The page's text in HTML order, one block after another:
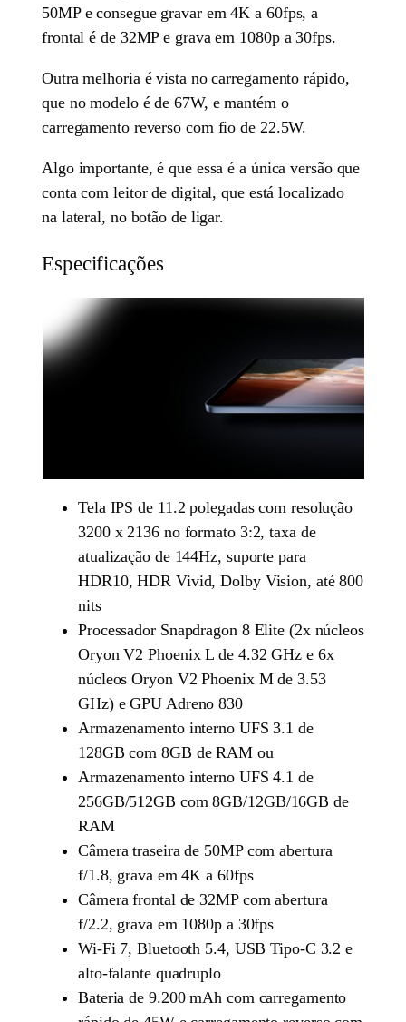
50MP e consegue gravar em 4K a 60fps, a
frontal é de 32MP e grava em 1080p a 30fps.
Outra melhoria é vista no carregamento rápido,
que no modelo é de 67W, e mantém o
carregamento reverso com fio de 22.5W.
Algo importante, é que essa é a única versão que
conta com leitor de digital, que está localizado
na lateral, no botão de ligar.
Especificações
Tela IPS de 11.2 polegadas com resolução
3200 x 2136 no formato 3:2, taxa de
atualização de 144Hz, suporte para
HDR10, HDR Vivid, Dolby Vision, até 800
nits
Processador Snapdragon 8 Elite (2x núcleos
Oryon V2 Phoenix L de 4.32 GHz e 6x
núcleos Oryon V2 Phoenix M de 3.53
GHz) e GPU Adreno 830
Armazenamento interno UFS 3.1 de
128GB com 8GB de RAM ou
Armazenamento interno UFS 4.1 de
256GB/512GB com 8GB/12GB/16GB de
RAM
Câmera traseira de 50MP com abertura
f/1.8, grava em 4K a 60fps
Câmera frontal de 32MP com abertura
f/2.2, grava em 1080p a 30fps
Wi-Fi 7, Bluetooth 5.4, USB Tipo-C 3.2 e
alto-falante quadruplo
Bateria de 9.200 mAh com carregamento